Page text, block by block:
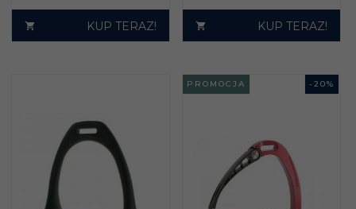
KUP TERAZ! KUP TERAZ!
- 20%
PROMOCJA